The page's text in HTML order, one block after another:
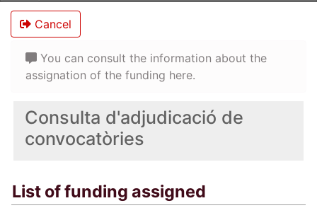
Consulta d'adjudicació de
convocatòries
List of funding assigned
Cancel
You can consult the information about the
assignation of the funding here.